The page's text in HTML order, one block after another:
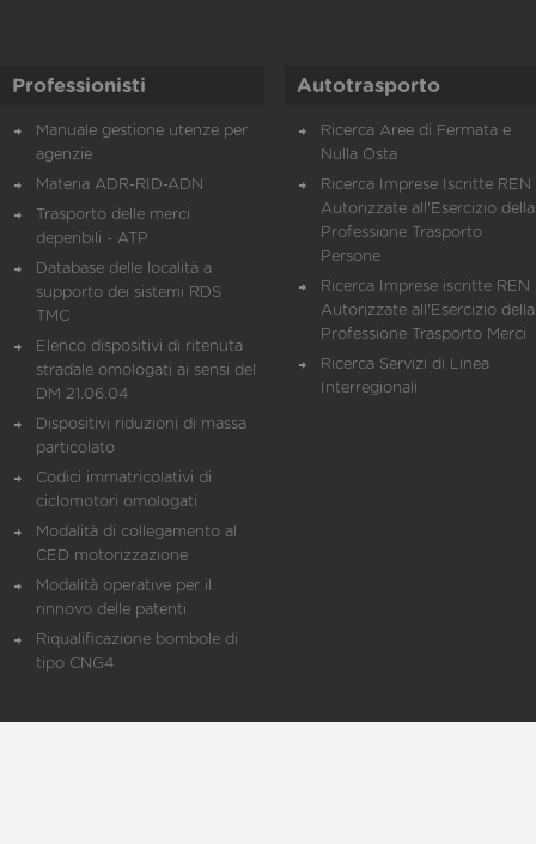
Professionisti
Manuale gestione utenze per
agenzie
Materia ADR-RID-ADN
Trasporto delle merci
deperibili - ATP
Database delle località a
supporto dei sistemi RDS
TMC
Elenco dispositivi di ritenuta
stradale omologati ai sensi del
DM 21.06.04
Dispositivi riduzioni di massa
particolato
Codici immatricolativi di
ciclomotori omologati
Modalità di collegamento al
CED motorizzazione
Modalità operative per il
rinnovo delle patenti
Riqualificazione bombole di
tipo CNG4
Autotrasporto
Ricerca Aree di Fermata e
Nulla Osta
Ricerca Imprese Iscritte REN
Autorizzate all'Esercizio della
Professione Trasporto
Persone
Ricerca Imprese iscritte REN
Autorizzate all'Esercizio della
Professione Trasporto Merci
Ricerca Servizi di Linea
Interregionali